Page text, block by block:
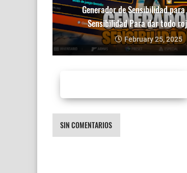
Generador de Sensibilidad para
Sensibilidad Para dar todo
February 25, 2025
SIN COMENTARIOS